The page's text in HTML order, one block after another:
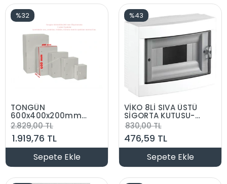
%32
TONGÜN
600x400x200mm
Taban Saclı ABS
Plastik Pano (Boş)
2.829,00 TL
1.919,76 TL
Sepete Ekle
%43
VİKO 8Lİ SIVA ÜSTÜ
SİGORTA KUTUSU-
KLEMENSLİ
830,00 TL
476,59 TL
Sepete Ekle